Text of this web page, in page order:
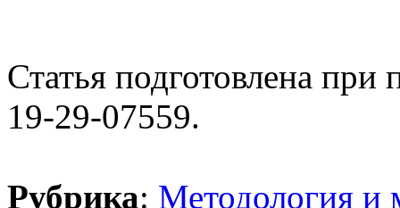
Статья подготовлена
19-29-07559.
Рубрика: Методология и